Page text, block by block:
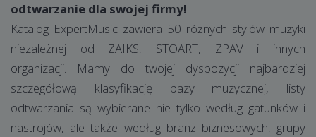
odtwarzanie dla swojej firmy!
Katalog ExpertMusic zawiera 50 różnych stylów muzyki
niezależnej od ZAIKS, STOART, ZPAV i innych
organizacji. Mamy do twojej dyspozycji najbardziej
szczegółową klasyfikację bazy muzycznej, listy
odtwarzania są wybierane nie tylko według gatunków i
nastrojów, ale także według branż biznesowych, grupy